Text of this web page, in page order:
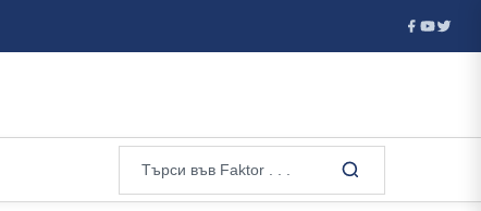
към фронт: как Кремъл превръща Беларус в оръжие